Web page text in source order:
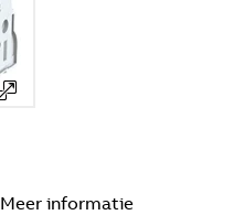
Meer informatie